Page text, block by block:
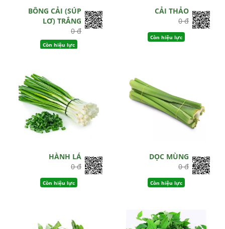
BÔNG CẢI (SÚP
LƠ) TRẮNG
0 đ
Còn hiệu lực
CẢI THẢO
0 đ
Còn hiệu lực
HÀNH LÁ
0 đ
Còn hiệu lực
DỌC MÙNG
0 đ
Còn hiệu lực